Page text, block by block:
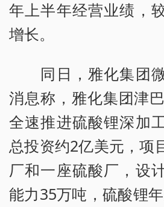
年上半年经营业绩，
增长。
同日，雅化集团微
消息称，雅化集团津
全速推进硫酸锂深加
总投资约2亿美元，项
厂和一座硫酸厂，设
能力35万吨，硫酸锂